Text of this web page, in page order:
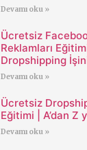
Devamı oku »
Ücretsiz
Reklamları
Dropshipping
Devamı oku »
Ücretsiz
Eğitimi | A’dan Z
Devamı oku »